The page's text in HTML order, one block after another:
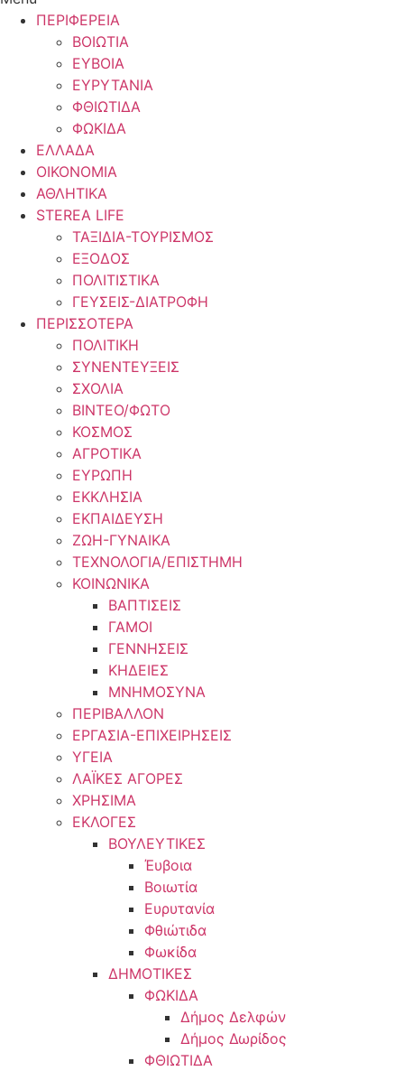
ΠΕΡΙΦΕΡΕΙΑ
ΒΟΙΩΤΙΑ
ΕΥΒΟΙΑ
ΕΥΡΥΤΑΝΙΑ
ΦΘΙΩΤΙΔΑ
ΦΩΚΙΔΑ
ΕΛΛΑΔΑ
ΟΙΚΟΝΟΜΙΑ
ΑΘΛΗΤΙΚΑ
STEREA LIFE
ΤΑΞΙΔΙΑ-ΤΟΥΡΙΣΜΟΣ
ΕΞΟΔΟΣ
ΠΟΛΙΤΙΣΤΙΚΑ
ΓΕΥΣΕΙΣ-ΔΙΑΤΡΟΦΗ
ΠΕΡΙΣΣΟΤΕΡΑ
ΠΟΛΙΤΙΚΗ
ΣΥΝΕΝΤΕΥΞΕΙΣ
ΣΧΟΛΙΑ
ΒΙΝΤΕΟ/ΦΩΤΟ
ΚΟΣΜΟΣ
ΑΓΡΟΤΙΚΑ
ΕΥΡΩΠΗ
ΕΚΚΛΗΣΙΑ
ΕΚΠΑΙΔΕΥΣΗ
ΖΩΗ-ΓΥΝΑΙΚΑ
ΤΕΧΝΟΛΟΓΙΑ/ΕΠΙΣΤΗΜΗ
ΚΟΙΝΩΝΙΚΑ
ΒΑΠΤΙΣΕΙΣ
ΓΑΜΟΙ
ΓΕΝΝΗΣΕΙΣ
ΚΗΔΕΙΕΣ
ΜΝΗΜΟΣΥΝΑ
ΠΕΡΙΒΑΛΛΟΝ
ΕΡΓΑΣΙΑ-ΕΠΙΧΕΙΡΗΣΕΙΣ
ΥΓΕΙΑ
ΛΑΪΚΕΣ ΑΓΟΡΕΣ
ΧΡΗΣΙΜΑ
ΕΚΛΟΓΕΣ
ΒΟΥΛΕΥΤΙΚΕΣ
Έυβοια
Βοιωτία
Ευρυτανία
Φθιώτιδα
Φωκίδα
ΔΗΜΟΤΙΚΕΣ
ΦΩΚΙΔΑ
Δήμος Δελφών
Δήμος Δωρίδος
ΦΘΙΩΤΙΔΑ